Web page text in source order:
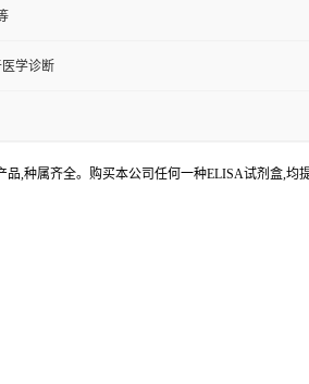
学诊断
,种属齐全。购买本公司任何一种ELISA试剂盒,